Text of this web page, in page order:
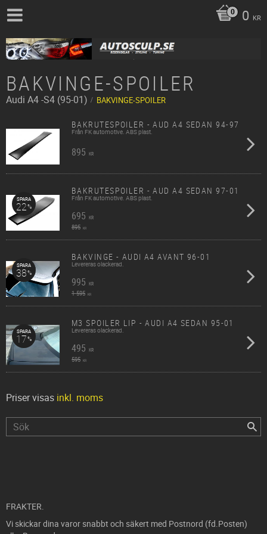
0 KR
BAKVINGE-SPOILER
Audi A4 -S4 (95-01) BAKVINGE-SPOILER
BAKRUTESPOILER - AUD A4 SEDAN 94-97
Från FK automotive. ABS plast.
895 KR
BAKRUTESPOILER - AUD A4 SEDAN 97-01
Från FK automotive. ABS plast.
695 KR
895 KR
SPARA
22%
BAKVINGE - AUDI A4 AVANT 96-01
Levereras olackerad.
995 KR
1 595 KR
SPARA
38%
M3 SPOILER LIP - AUDI A4 SEDAN 95-01
Levereras olackerad.
495 KR
595 KR
SPARA
17%
Priser visas inkl. moms
FRAKTER.
Vi skickar dina varor snabbt och säkert med Postnord (fd.Posten)